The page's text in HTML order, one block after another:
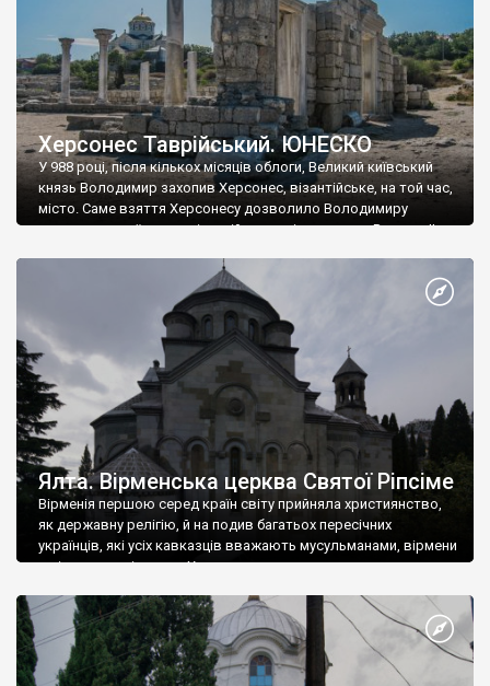
Херсонес Таврійський. ЮНЕСКО
У 988 році, після кількох місяців облоги, Великий київський
князь Володимир захопив Херсонес, візантійське, на той час,
місто. Саме взяття Херсонесу дозволило Володимиру
диктувати свої умови візантійському імператору Василю ІІ, та
Херсонесі Володимир-язичник, став Василем-християнином.
А потім було Хрещення Русі. На честь Херсонесу Таврійського
Ялта. Вірменська церква Святої Ріпсіме
Вірменія першою серед країн світу прийняла християнство,
як державну релігію, й на подив багатьох пересічних
українців, які усіх кавказців вважають мусульманами, вірмени
є відданими вірянами Христа